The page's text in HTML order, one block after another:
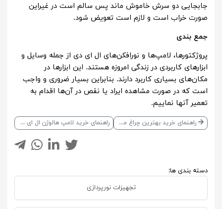
جابجایی دو سرش خاموش ماند پس سالم است در غیراین
صورت خراب است و لازم است تعویض شود.
جمع بندی
پروژکتورها، لامپ‌ها و نورافکن‌های ال ای دی از جمله وسایل و
ابزارهای کاربردی در زندگی امروزه هستند. این ابزارها در
مکان‌های بسیاری کاربرد دارند. بنابراین بسیار ضروری و واجب
است که در صورت مشاهده ایراد یا نقص در آن‌ها اقدام به
تعمیر آنها نماییم.
راهنمای خرید بهترین چراغ مخصوص رشد گیاه راهنمای خرید لامپ‌ هالوژن ال ای دی سقفی توکار
دسته بندی ها:
تجهیزات نورپردازی